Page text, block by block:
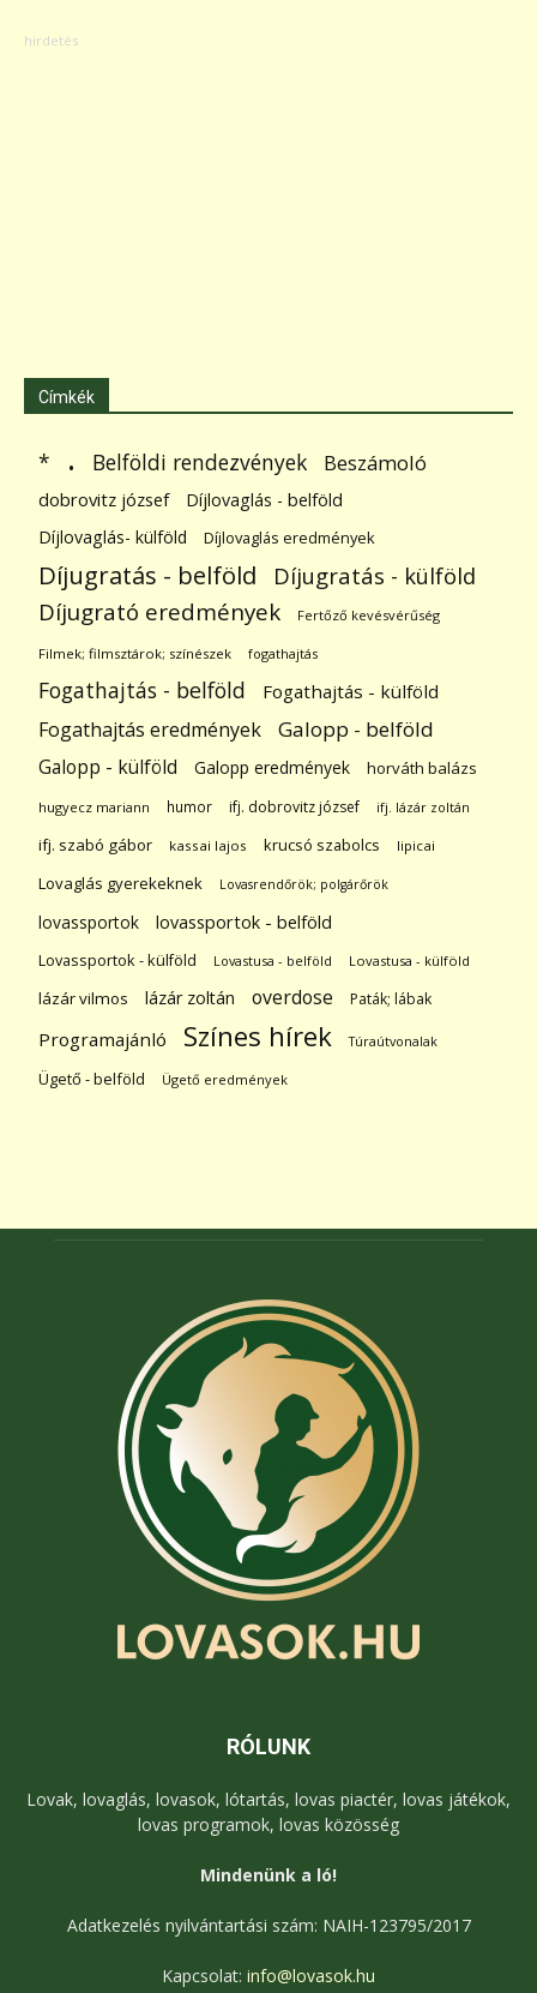
Címkék
* . Belföldi rendezvények Beszámoló
dobrovitz józsef
Díjlovaglás - belföld
Díjlovaglás- külföld
Díjlovaglás eredmények
Díjugratás - belföld Díjugratás - külföld
Díjugrató eredmények Fertőző kevésvérűség
Filmek; filmsztárok; színészek fogathajtás
Fogathajtás - belföld Fogathajtás - külföld
Fogathajtás eredmények Galopp - belföld
Galopp - külföld Galopp eredmények horváth balázs
hugyecz mariann humor ifj. dobrovitz józsef ifj. lázár zoltán
ifj. szabó gábor kassai lajos krucsó szabolcs lipicai
Lovaglás gyerekeknek Lovasrendőrök; polgárőrök
lovassportok lovassportok - belföld
Lovassportok - külföld Lovastusa - belföld Lovastusa - külföld
lázár vilmos lázár zoltán overdose Paták; lábak
Programajánló Színes hírek Túraútvonalak
Ügető - belföld Ügető eredmények
RÓLUNK
Lovak, lovaglás, lovasok, lótartás, lovas piactér, lovas játékok,
lovas programok, lovas közösség
Mindenünk a ló!
Adatkezelés nyilvántartási szám: NAIH-123795/2017
Kapcsolat: info@lovasok.hu